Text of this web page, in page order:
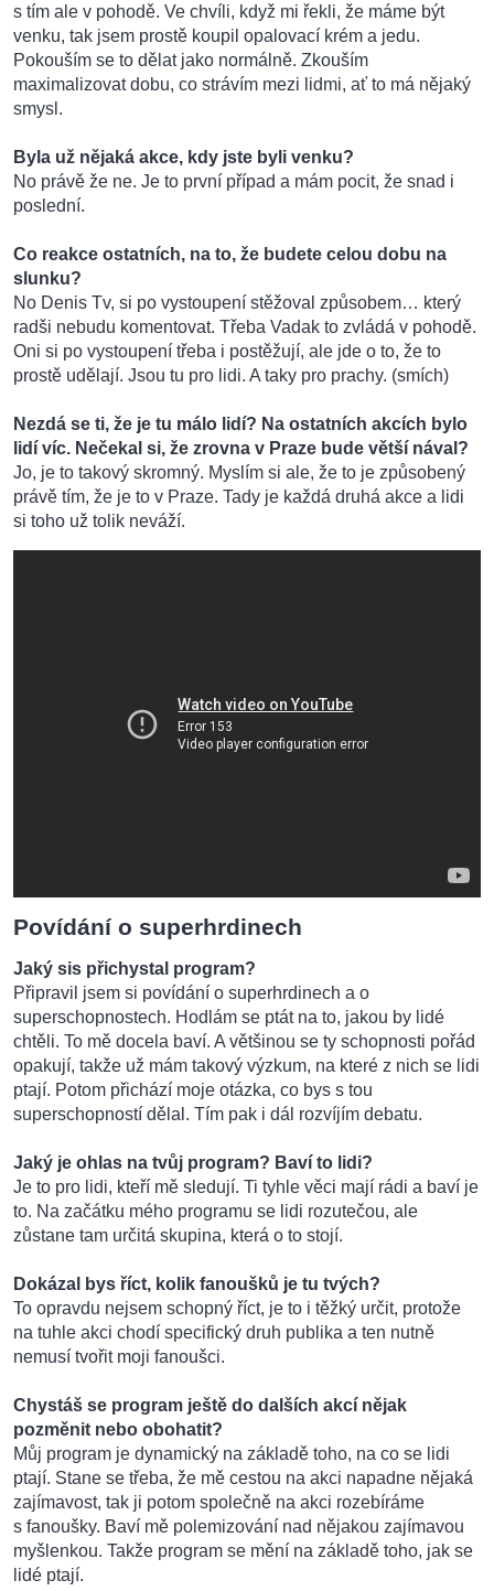
s tím ale v pohodě. Ve chvíli, když mi řekli, že máme být
venku, tak jsem prostě koupil opalovací krém a jedu.
Pokouším se to dělat jako normálně. Zkouším
maximalizovat dobu, co strávím mezi lidmi, ať to má nějaký
smysl.
Byla už nějaká akce, kdy jste byli venku?
No právě že ne. Je to první případ a mám pocit, že snad i
poslední.
Co reakce ostatních, na to, že budete celou dobu na
slunku?
No Denis Tv, si po vystoupení stěžoval způsobem… který
radši nebudu komentovat. Třeba Vadak to zvládá v pohodě.
Oni si po vystoupení třeba i postěžují, ale jde o to, že to
prostě udělají. Jsou tu pro lidi. A taky pro prachy. (smích)
Nezdá se ti, že je tu málo lidí? Na ostatních akcích bylo
lidí víc. Nečekal si, že zrovna v Praze bude větší nával?
Jo, je to takový skromný. Myslím si ale, že to je způsobený
právě tím, že je to v Praze. Tady je každá druhá akce a lidi
si toho už tolik neváží.
Povídání o superhrdinech
Jaký sis přichystal program?
Připravil jsem si povídání o superhrdinech a o
superschopnostech. Hodlám se ptát na to, jakou by lidé
chtěli. To mě docela baví. A většinou se ty schopnosti pořád
opakují, takže už mám takový výzkum, na které z nich se lidi
ptají. Potom přichází moje otázka, co bys s tou
superschopností dělal. Tím pak i dál rozvíjím debatu.
Jaký je ohlas na tvůj program? Baví to lidi?
Je to pro lidi, kteří mě sledují. Ti tyhle věci mají rádi a baví je
to. Na začátku mého programu se lidi rozutečou, ale
zůstane tam určitá skupina, která o to stojí.
Dokázal bys říct, kolik fanoušků je tu tvých?
To opravdu nejsem schopný říct, je to i těžký určit, protože
na tuhle akci chodí specifický druh publika a ten nutně
nemusí tvořit moji fanoušci.
Chystáš se program ještě do dalších akcí nějak
pozměnit nebo obohatit?
Můj program je dynamický na základě toho, na co se lidi
ptají. Stane se třeba, že mě cestou na akci napadne nějaká
zajímavost, tak ji potom společně na akci rozebíráme
s fanoušky. Baví mě polemizování nad nějakou zajímavou
myšlenkou. Takže program se mění na základě toho, jak se
lidé ptají.